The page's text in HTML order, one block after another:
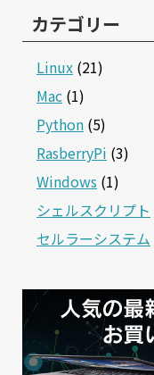
カテゴリー
Linux (21)
Mac (1)
Python (5)
RasberryPi (3)
Windows (1)
シェルスクリプト
セルラーシステム